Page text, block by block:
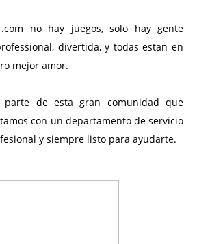
no hay juegos, solo hay gente
divertida, y todas estan en
mejor amor.
de esta gran comunidad que
con un departamento de servicio
y siempre listo para ayudarte.